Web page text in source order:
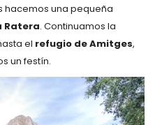
hacemos una pequeña
Ratera. Continuamos la
el refugio de Amitges,
un festín.